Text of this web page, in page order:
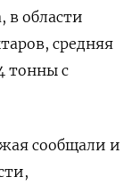
в области
средняя
тонны с
сообщали и